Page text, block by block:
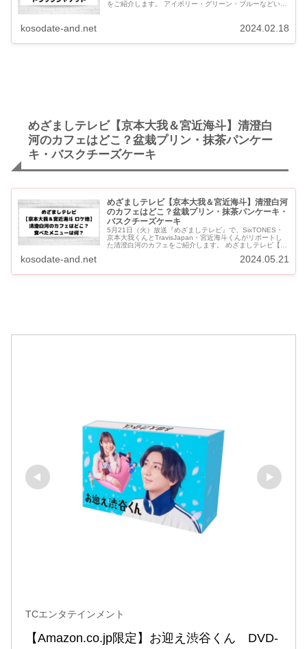
をご紹介します。 アイボリー・グリーン・ブルーなどいろ
kosodate-and.net 2024.02.18
めざましテレビ【京本大我＆宮近海斗】清澄白
河のカフェはどこ？盆栽プリン・抹茶パンケー
キ・バスクチーズケーキ
めざましテレビ【京本大我＆宮近海斗】清澄白河
のカフェはどこ？盆栽プリン・抹茶パンケーキ・
バスクチーズケーキ
5月21日（火）放送『めざましテレビ』で、SixTONES・
京本大我くんとTravisJapan・宮近海斗くんがリポートし
た清澄白河のカフェをご紹介します。 めざましテレビ【京
kosodate-and.net 2024.05.21
TCエンタテインメント
【Amazon.co.jp限定】お迎え渋谷くん　DVD-